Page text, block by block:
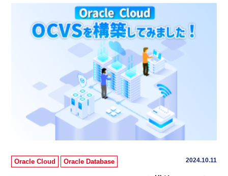
Oracle Cloud Oracle Database 2024.10.11